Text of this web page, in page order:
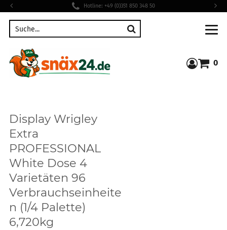
Hotline: +49 (0)351 850 348 50
0
Display Wrigley
Extra
PROFESSIONAL
White Dose 4
Varietäten 96
Verbrauchseinheite
n (1/4 Palette)
6,720kg